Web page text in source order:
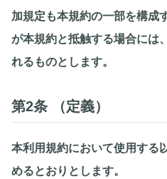
加規定も本規約の一部を構成
が本規約と抵触する場合には
れるものとします。
第2条 （定義）
本利用規約において使用する
めるとおりとします。